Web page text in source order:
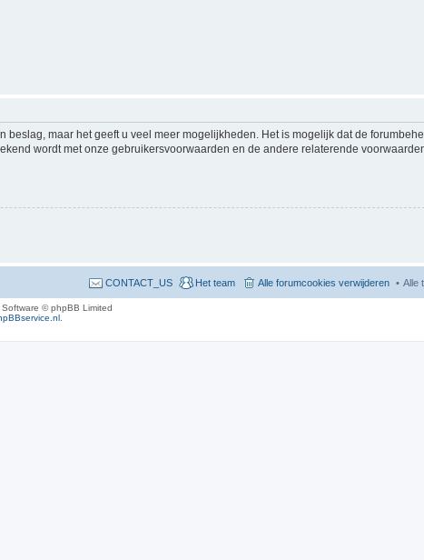
maar het geeft u veel meer mogelijkheden. Het is mogelijk dat de
wordt met onze gebruikersvoorwaarden en de andere relaterende
Alle
Alle forumcookies verwijderen
Het team
CONTACT_US
© phpBB Limited
.